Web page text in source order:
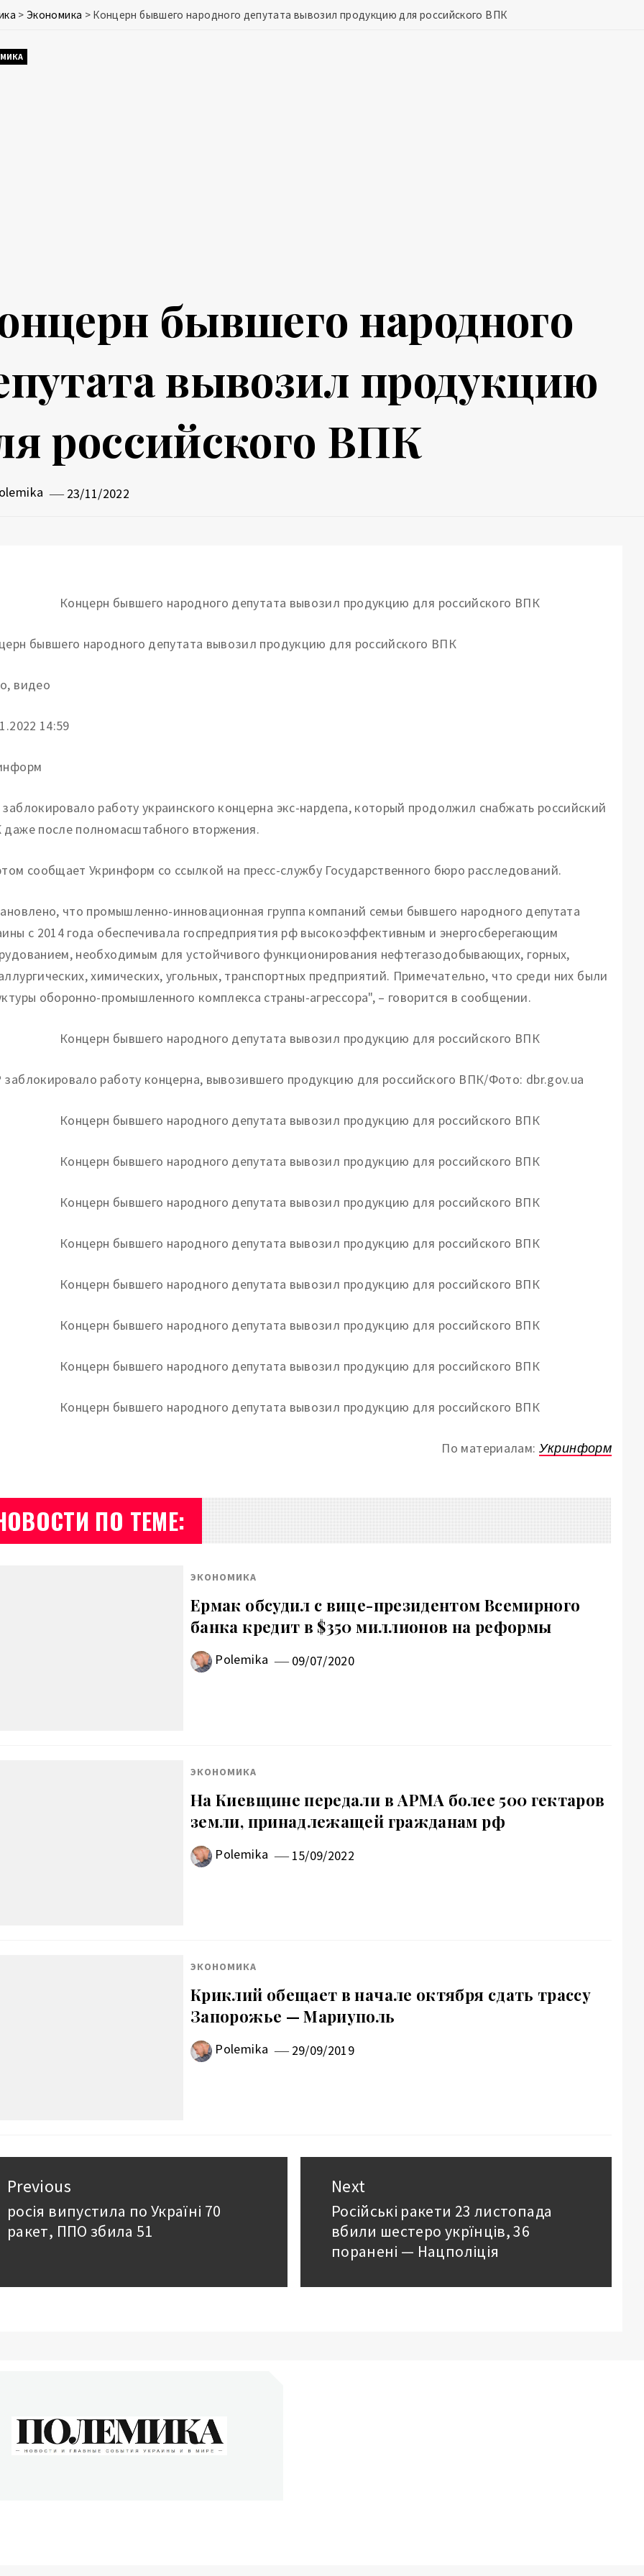
> Экономика > Концерн бывшего народного депутата вывозил продукцию для российского ВПК
бывшего народного
вывозил продукцию
российского ВПК
23/11/2022
бывшего народного депутата вывозил продукцию для российского ВПК
видео
14:59
работу украинского концерна экс-нардепа, который продолжил снабжать российский
после полномасштабного вторжения.
сообщает Укринформ со ссылкой на пресс-службу Государственного бюро расследований.
что промышленно-инновационная группа компаний семьи бывшего народного депутата
с 2014 года обеспечивала госпредприятия рф высокоэффективным и энергосберегающим
необходимым для устойчивого функционирования нефтегазодобывающих, горных,
химических, угольных, транспортных предприятий. Примечательно, что среди них были
оборонно-промышленного комплекса страны-агрессора", – говорится в сообщении.
работу концерна, вывозившего продукцию для российского ВПК/Фото: dbr.gov.ua
По материалам: Укринформ
ПО ТЕМЕ:
ЭКОНОМИКА
Ермак обсудил с вице-президентом Всемирного
банка кредит в $350 миллионов на реформы
Polemika 09/07/2020
ЭКОНОМИКА
На Киевщине передали в АРМА более 500 гектаров
земли, принадлежащей гражданам рф
Polemika 15/09/2022
ЭКОНОМИКА
Криклий обещает в начале октября сдать трассу
Запорожье — Мариуполь
Polemika 29/09/2019
Previous
Previous
post:
росія випустила по Україні 70
ракет, ППО збила 51
Next
Next
post:
Російські ракети 23 листопада
вбили шестеро укрїнців, 36
поранені — Нацполіція